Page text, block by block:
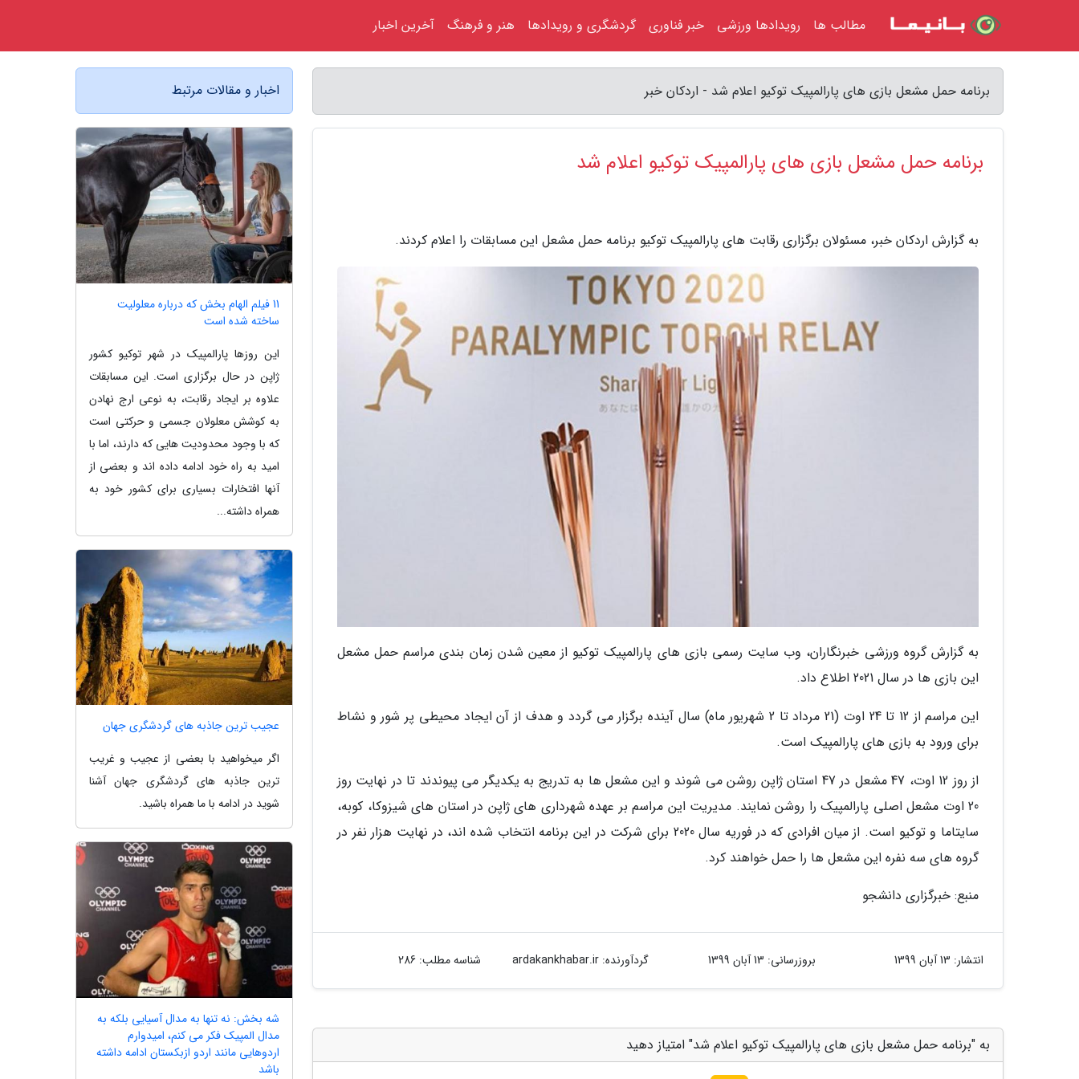
برنامه حمل مشعل بازی های پارالمپیک توکیو اعلام شد - اردکان خبر
برنامه حمل مشعل بازی های پارالمپیک توکیو اعلام شد
به گزارش اردکان خبر، مسئولان برگزاری رقابت های پارالمپیک توکیو برنامه حمل مشعل این مسابقات را اعلام کردند.
به گزارش گروه ورزشی خبرنگاران، وب سایت رسمی بازی های پارالمپیک توکیو از معین شدن زمان بندی مراسم حمل مشعل
این بازی ها در سال 2021 اطلاع داد.
این مراسم از 12 تا 24 اوت (21 مرداد تا 2 شهریور ماه) سال آینده برگزار می گردد و هدف از آن ایجاد محیطی پر شور و نشاط
برای ورود به بازی های پارالمپیک است.
از روز 12 اوت، 47 مشعل در 47 استان ژاپن روشن می شوند و این مشعل ها به تدریج به یکدیگر می پیوندند تا در نهایت روز
20 اوت مشعل اصلی پارالمپیک را روشن نمایند. مدیریت این مراسم بر عهده شهرداری های ژاپن در استان های شیزوکا، کوبه،
سایتاما و توکیو است. از میان افرادی که در فوریه سال 2020 برای شرکت در این برنامه انتخاب شده اند، در نهایت هزار نفر در
گروه های سه نفره این مشعل ها را حمل خواهند کرد.
منبع: خبرگزاری دانشجو
انتشار: 13 آبان 1399 بروزرسانی: 13 آبان 1399 گردآورنده:ardakankhabar.ir شناسه مطلب: 286
به "برنامه حمل مشعل بازی های پارالمپیک توکیو اعلام شد" امتیاز دهید
اخبار و مقالات مرتبط
11 فیلم الهام بخش که درباره معلولیت
ساخته شده است
این روزها پارالمپیک در شهر توکیو کشور
ژاپن در حال برگزاری است. این مسابقات
علاوه بر ایجاد رقابت، به نوعی ارج نهادن
به کوشش معلولان جسمی و حرکتی است
که با وجود محدودیت هایی که دارند، اما با
امید به راه خود ادامه داده اند و بعضی از
آنها افتخارات بسیاری برای کشور خود به
همراه داشته...
عجیب ترین جاذبه های گردشگری جهان
اگر میخواهید با بعضی از عجیب و غریب
ترین جاذبه های گردشگری جهان آشنا
شوید در ادامه با ما همراه باشید.
شه بخش: نه تنها به مدال آسیایی بلکه به
مدال المپیک فکر می کنم، امیدوارم
اردوهایی مانند اردو ازبکستان ادامه داشته
باشد
مطالب ها رویدادها ورزشی خبر فناوری گردشگری و رویدادها هنر و فرهنگ آخرین اخبار